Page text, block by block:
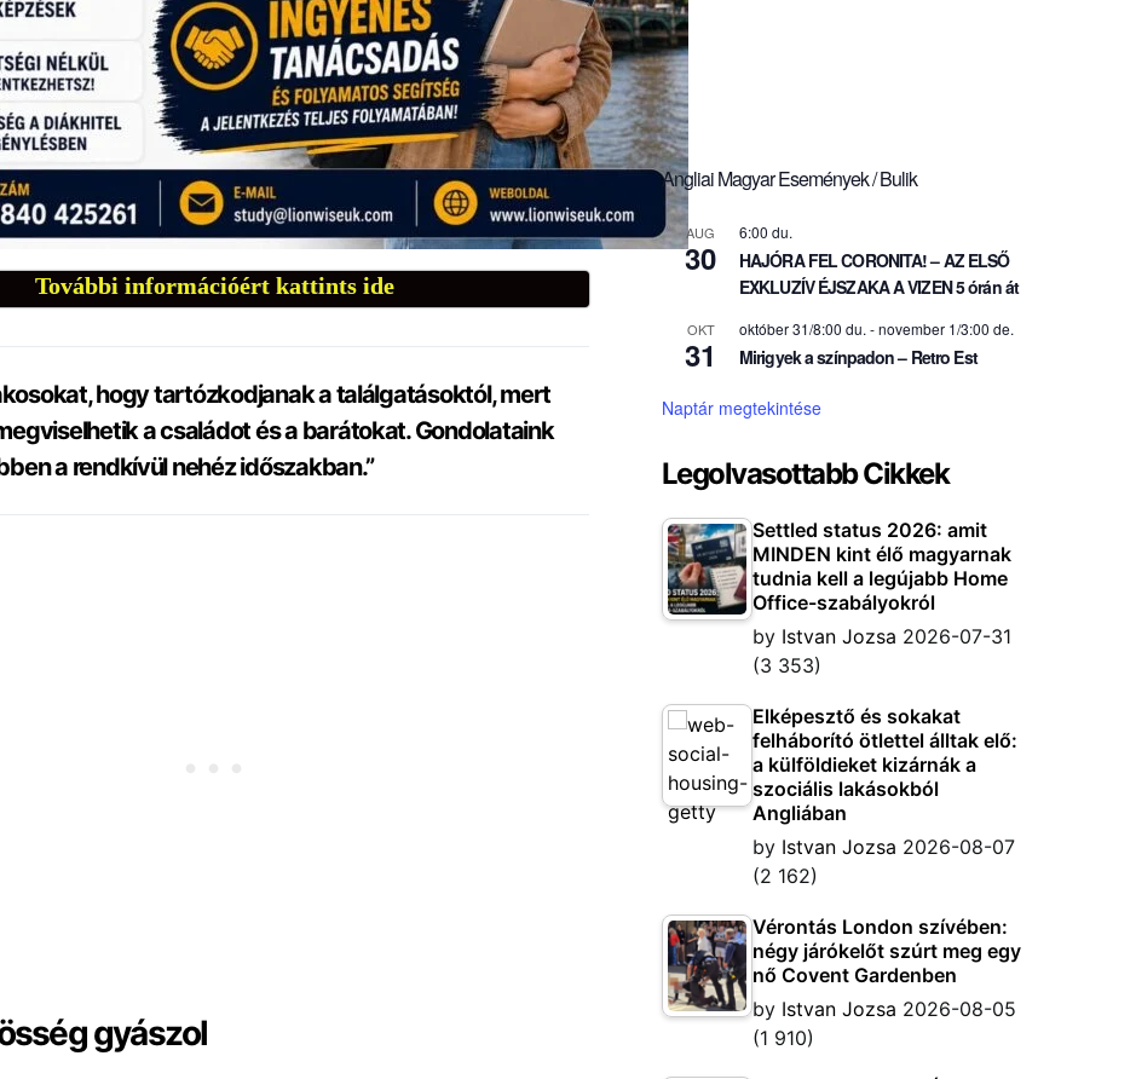
További információért kattints ide
hogy tartózkodjanak a találgatásoktól, mert
a családot és a barátokat. Gondolataink
a rendkívül nehéz időszakban.”
gyászol
Angliai Magyar Események / Bulik
AUG
30
6:00 du.
HAJÓRA FEL CORONITA! – AZ ELSŐ
EXKLUZÍV ÉJSZAKA A VIZEN 5 órán át
OKT
31
október 31/8:00 du. -november 1/3:00 de.
Mirigyek a színpadon – Retro Est
Naptár megtekintése
Legolvasottabb Cikkek
Settled status 2026: amit
MINDEN kint élő magyarnak
tudnia kell a legújabb Home
Office-szabályokról
by Istvan Jozsa 2026-07-31
(3 353)
Elképesztő és sokakat
felháborító ötlettel álltak elő:
a külföldieket kizárnák a
szociális lakásokból
Angliában
by Istvan Jozsa 2026-08-07
(2 162)
Vérontás London szívében:
négy járókelőt szúrt meg egy
nő Covent Gardenben
by Istvan Jozsa 2026-08-05
(1 910)